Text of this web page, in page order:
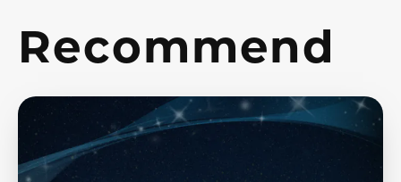
Recommend